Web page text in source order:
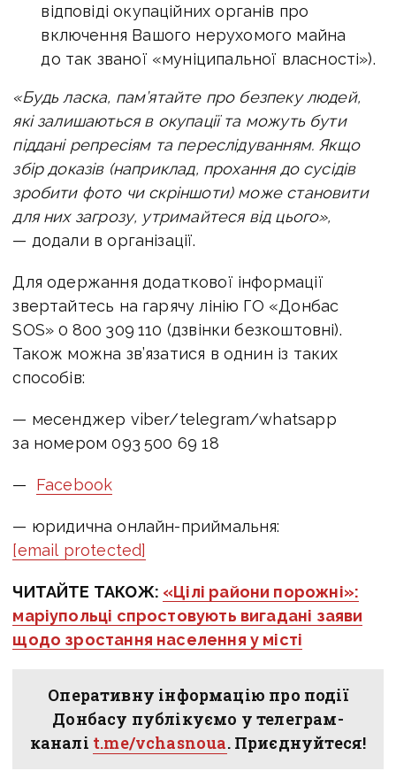
відповіді окупаційних органів про
включення Вашого нерухомого майна
до так званої «муніципальної власності»).
«Будь ласка, пам’ятайте про безпеку людей,
які залишаються в окупації та можуть бути
піддані репресіям та переслідуванням. Якщо
збір доказів (наприклад, прохання до сусідів
зробити фото чи скріншоти) може становити
для них загрозу, утримайтеся від цього»,
— додали в організації.
Для одержання додаткової інформації
звертайтесь на гарячу лінію ГО «Донбас
SOS» 0 800 309 110 (дзвінки безкоштовні).
Також можна зв’язатися в однин із таких
способів:
— месенджер viber/telegram/whatsapp
за номером 093 500 69 18
— Facebook
— юридична онлайн-приймальня:
[email protected]
ЧИТАЙТЕ ТАКОЖ: «Цілі райони порожні»:
маріупольці спростовують вигадані заяви
щодо зростання населення у місті
Оперативну інформацію про події
Донбасу публікуємо у телеграм-
каналі t.me/vchasnoua. Приєднуйтеся!